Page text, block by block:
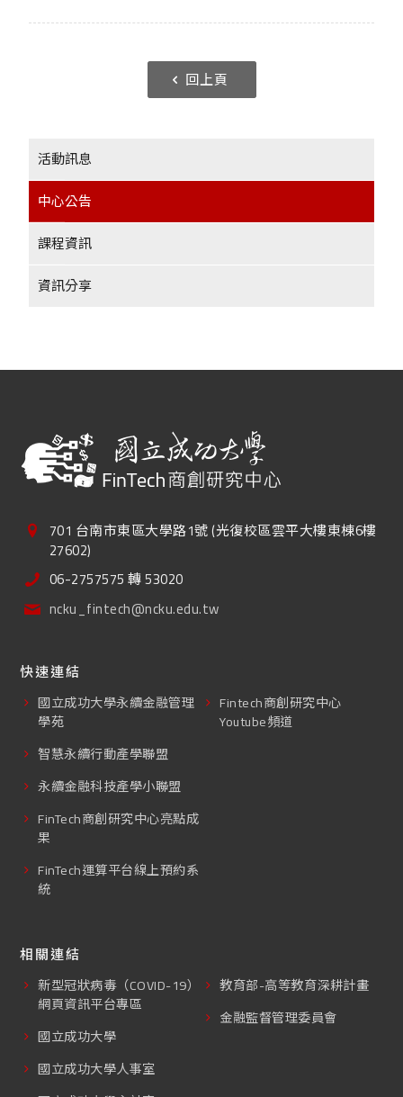
回上頁
活動訊息
中心公告
課程資訊
資訊分享
701 台南市東區大學路1號 (光復校區雲平大樓東棟6樓
27602)
06-2757575 轉 53020
ncku_fintech@ncku.edu.tw
快速連結
國立成功大學永續金融管理
學苑
智慧永續行動產學聯盟
永續金融科技產學小聯盟
FinTech商創研究中心亮點成
果
FinTech運算平台線上預約系
統
Fintech商創研究中心
Youtube頻道
相關連結
新型冠狀病毒（COVID-19）
網頁資訊平台專區
國立成功大學
國立成功大學人事室
教育部-高等教育深耕計畫
金融監督管理委員會